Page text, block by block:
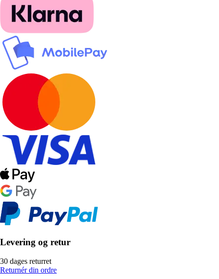
Levering og retur
30 dages returret
Returnér din ordre